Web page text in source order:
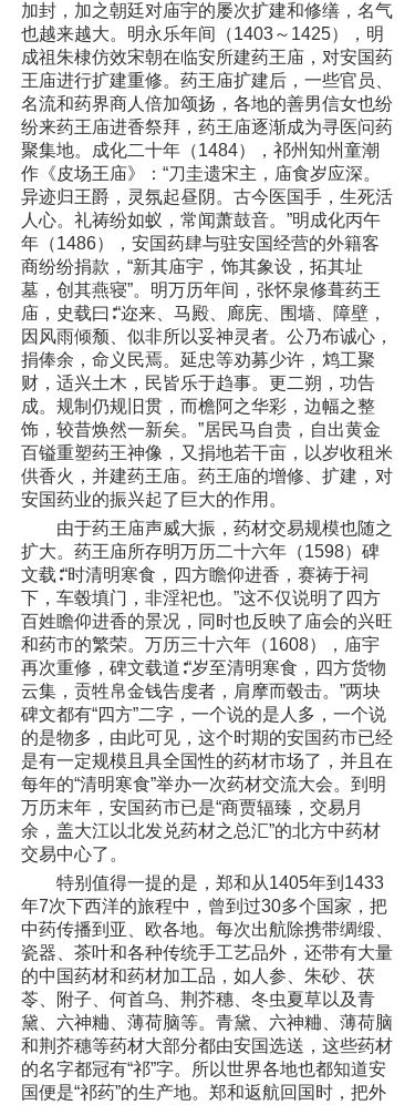
加封，加之朝廷对庙宇的屡次扩建和修缮，名气
也越来越大。明永乐年间（1403～1425），明
成祖朱棣仿效宋朝在临安所建药王庙，对安国药
王庙进行扩建重修。药王庙扩建后，一些官员、
名流和药界商人倍加颂扬，各地的善男信女也纷
纷来药王庙进香祭拜，药王庙逐渐成为寻医问药
聚集地。成化二十年（1484），祁州知州童潮
作《皮场王庙》：“刀圭遗宋主，庙食岁应深。
异迹归王爵，灵氛起昼阴。古今医国手，生死活
人心。礼祷纷如蚁，常闻萧鼓音。”明成化丙午
年（1486），安国药肆与驻安国经营的外籍客
商纷纷捐款，“新其庙宇，饰其象设，拓其址
墓，创其燕寝”。明万历年间，张怀泉修葺药王
庙，史载曰∶“迩来、马殿、廊庑、围墙、障壁，
因风雨倾颓、似非所以妥神灵者。公乃布诚心，
捐俸余，命义民焉。延忠等劝募少许，鸩工聚
财，适兴土木，民皆乐于趋事。更二朔，功告
成。规制仍规旧贯，而檐阿之华彩，边幅之整
饰，较昔焕然一新矣。”居民马自贵，自出黄金
百镒重塑药王神像，又捐地若干亩，以岁收租米
供香火，并建药王庙。药王庙的增修、扩建，对
安国药业的振兴起了巨大的作用。
由于药王庙声威大振，药材交易规模也随之
扩大。药王庙所存明万历二十六年（1598）碑
文载∶“时清明寒食，四方瞻仰进香，赛祷于祠
下，车毂填门，非淫祀也。”这不仅说明了四方
百姓瞻仰进香的景况，同时也反映了庙会的兴旺
和药市的繁荣。万历三十六年（1608），庙宇
再次重修，碑文载道∶“岁至清明寒食，四方货物
云集，贡牲帛金钱告虔者，肩摩而毂击。”两块
碑文都有“四方”二字，一个说的是人多，一个说
的是物多，由此可见，这个时期的安国药市已经
是有一定规模且具全国性的药材市场了，并且在
每年的“清明寒食”举办一次药材交流大会。到明
万历末年，安国药市已是“商贾辐臻，交易月
余，盖大江以北发兑药材之总汇”的北方中药材
交易中心了。
特别值得一提的是，郑和从1405年到1433
年7次下西洋的旅程中，曾到过30多个国家，把
中药传播到亚、欧各地。每次出航除携带绸缎、
瓷器、茶叶和各种传统手工艺品外，还带有大量
的中国药材和药材加工品，如人参、朱砂、茯
苓、附子、何首乌、荆芥穗、冬虫夏草以及青
黛、六神粬、薄荷脑等。青黛、六神粬、薄荷脑
和荆芥穗等药材大部分都由安国选送，这些药材
的名字都冠有“祁”字。所以世界各地也都知道安
国便是“祁药”的生产地。郑和返航回国时，把外